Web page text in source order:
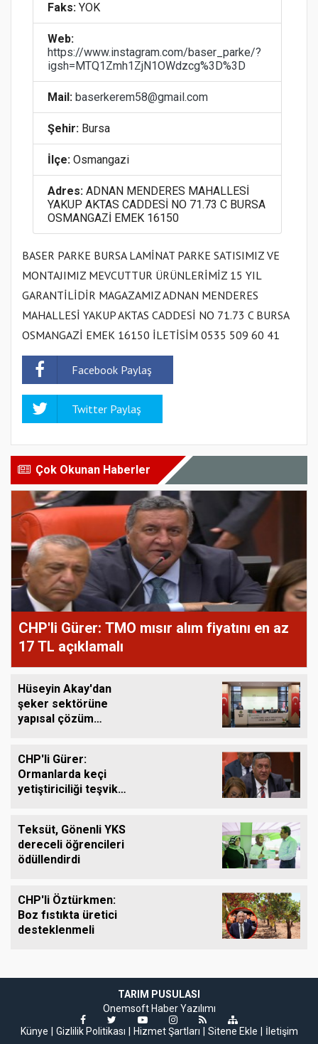
Faks: YOK
Web:
https://www.instagram.com/baser_parke/?
igsh=MTQ1Zmh1ZjN1OWdzcg%3D%3D
Mail: baserkerem58@gmail.com
Şehir: Bursa
İlçe: Osmangazi
Adres: ADNAN MENDERES MAHALLESİ
YAKUP AKTAS CADDESİ NO 71.73 C BURSA
OSMANGAZİ EMEK 16150
BASER PARKE BURSA LAMİNAT PARKE SATISIMIZ VE
MONTAJIMIZ MEVCUTTUR ÜRÜNLERİMİZ 15 YIL
GARANTİLİDİR MAGAZAMIZ ADNAN MENDERES
MAHALLESİ YAKUP AKTAS CADDESİ NO 71.73 C BURSA
OSMANGAZİ EMEK 16150 İLETİSİM 0535 509 60 41
Facebook Paylaş
Twitter Paylaş
Çok Okunan Haberler
CHP'li Gürer: TMO mısır alım fiyatını en az
17 TL açıklamalı
Hüseyin Akay'dan
şeker sektörüne
yapısal çözüm
CHP'li Gürer:
Ormanlarda keçi
yetiştiriciliği teşvik
Teksüt, Gönenli YKS
dereceli öğrencileri
ödüllendirdi
CHP'li Öztürkmen:
Boz fıstıkta üretici
desteklenmeli
TARIM PUSULASI
Onemsoft Haber Yazılımı
Künye
Gizlilik Politikası Hizmet Şartları Sitene Ekle İletişim